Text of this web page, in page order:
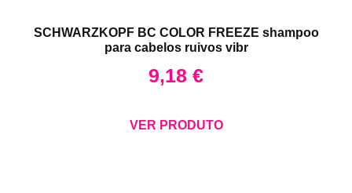
SCHWARZKOPF BC COLOR FREEZE shampoo
para cabelos ruivos vibr
9,18 €
VER PRODUTO